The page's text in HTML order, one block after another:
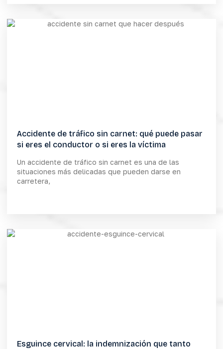
Accidente de tráfico sin carnet: qué puede pasar
si eres el conductor o si eres la víctima
Un accidente de tráfico sin carnet es una de las
situaciones más delicadas que pueden darse en
carretera,
Esguince cervical: la indemnización que tanto